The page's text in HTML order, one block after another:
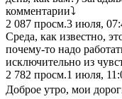
комментарии⤵️
2 087 просм.3 июля,
Среда, как известно,
почему-то надо
исключительно из
2 782 просм.1 июля,
Доброе утро, мои